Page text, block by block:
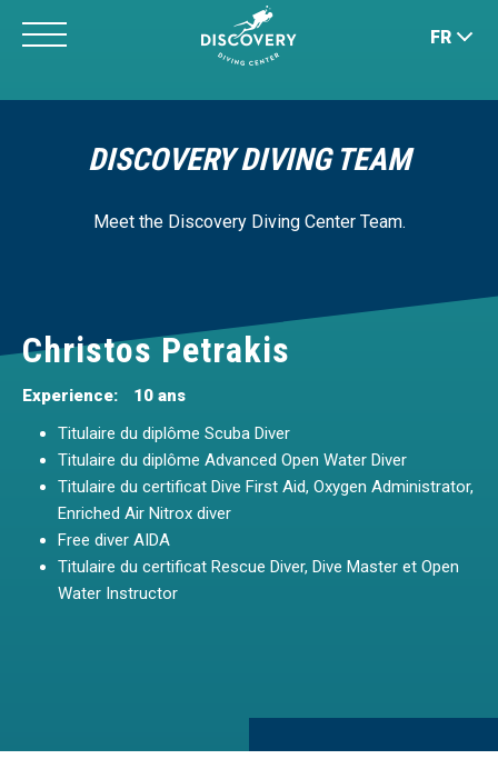
FR
DISCOVERY DIVING TEAM
Meet the Discovery Diving Center Team.
Christos Petrakis
Experience:
10 ans
Titulaire du diplôme Scuba Diver
Titulaire du diplôme Advanced Open Water Diver
Titulaire du certificat Dive First Aid, Oxygen Administrator,
Enriched Air Nitrox diver
Free diver AIDA
Titulaire du certificat Rescue Diver, Dive Master et Open
Water Instructor